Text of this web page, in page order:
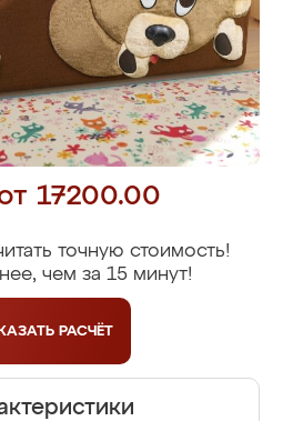
17200.00
точную стоимость!
чем за 15 минут!
РАСЧЁТ